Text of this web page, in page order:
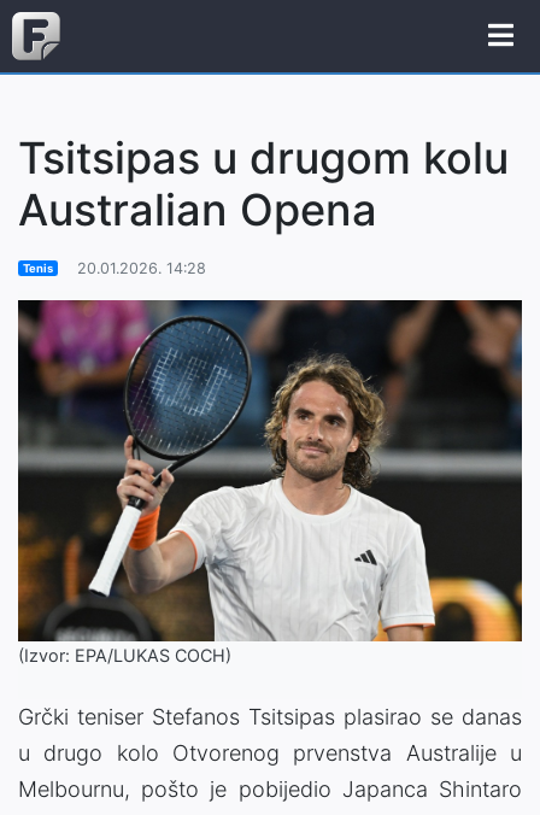
Tsitsipas u drugom kolu
Australian Opena
Tenis 20.01.2026. 14:28
(Izvor: EPA/LUKAS COCH)
Grčki teniser Stefanos Tsitsipas plasirao se danas
u drugo kolo Otvorenog prvenstva Australije u
Melbournu, pošto je pobijedio Japanca Shintaro